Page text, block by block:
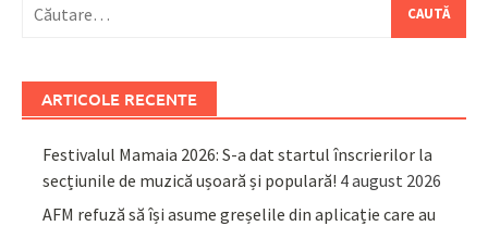
după:
ARTICOLE RECENTE
Festivalul Mamaia 2026: S-a dat startul înscrierilor la
secțiunile de muzică ușoară și populară! 4 august 2026
AFM refuză să își asume greșelile din aplicație care au